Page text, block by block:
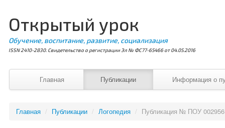
Открытый урок
Обучение, воспитание, развитие, социализация
ISSN 2410-2830. Свидетельство о регистрации Эл № ФС77-65466 от 04.05.2016
Главная Публикации Информация о
Главная / Публикации / Логопедия / Публикация № ПОУ 002956